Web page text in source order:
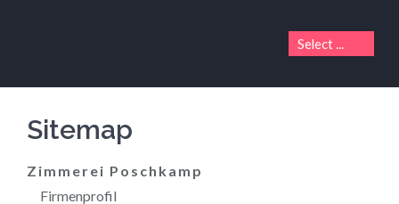
Sitemap
Zimmerei Poschkamp
Firmenprofil